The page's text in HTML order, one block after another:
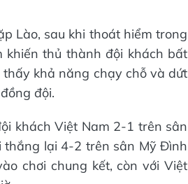
Lào, sau khi thoát hiểm trong
khiến thủ thành đội khách bất
khả năng chạy chỗ và dứt
đội.
khách Việt Nam 2-1 trên sân
thắng lại 4-2 trên sân Mỹ Đình
chơi chung kết, còn với Việt